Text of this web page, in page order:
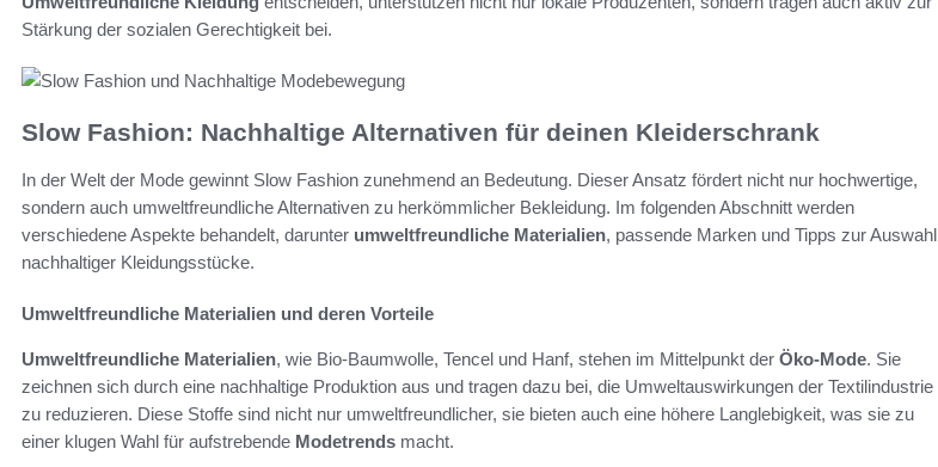
Stärkung der sozialen Gerechtigkeit bei.
Slow Fashion: Nachhaltige Alternativen für deinen Kleiderschrank
In der Welt der Mode gewinnt Slow Fashion zunehmend an Bedeutung. Dieser Ansatz fördert nicht nur hochwertige,
sondern auch umweltfreundliche Alternativen zu herkömmlicher Bekleidung. Im folgenden Abschnitt werden
verschiedene Aspekte behandelt, darunter umweltfreundliche Materialien, passende Marken und Tipps zur Auswahl
nachhaltiger Kleidungsstücke.
Umweltfreundliche Materialien und deren Vorteile
Umweltfreundliche Materialien, wie Bio-Baumwolle, Tencel und Hanf, stehen im Mittelpunkt der Öko-Mode. Sie
zeichnen sich durch eine nachhaltige Produktion aus und tragen dazu bei, die Umweltauswirkungen der Textilindustrie
zu reduzieren. Diese Stoffe sind nicht nur umweltfreundlicher, sie bieten auch eine höhere Langlebigkeit, was sie zu
einer klugen Wahl für aufstrebende Modetrends macht.